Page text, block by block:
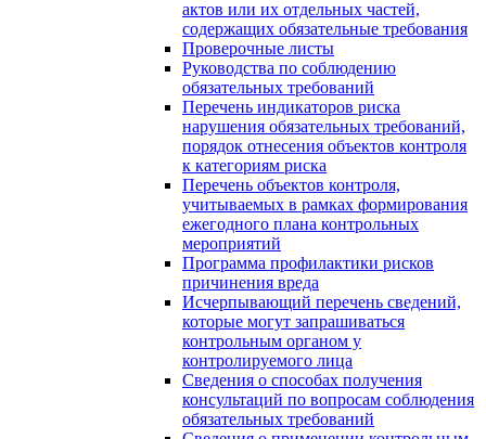
актов или их отдельных частей,
содержащих обязательные требования
Проверочные листы
Руководства по соблюдению
обязательных требований
Перечень индикаторов риска
нарушения обязательных требований,
порядок отнесения объектов контроля
к категориям риска
Перечень объектов контроля,
учитываемых в рамках формирования
ежегодного плана контрольных
мероприятий
Программа профилактики рисков
причинения вреда
Исчерпывающий перечень сведений,
которые могут запрашиваться
контрольным органом у
контролируемого лица
Сведения о способах получения
консультаций по вопросам соблюдения
обязательных требований